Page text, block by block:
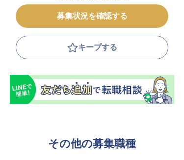
募集状況を確認する
キープする
その他の募集職種